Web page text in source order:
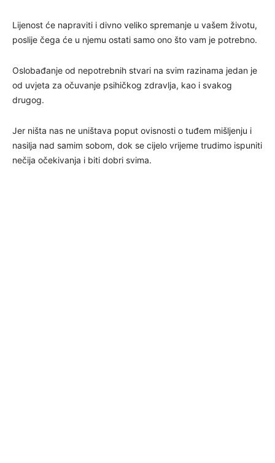
Lijenost će napraviti i divno veliko spremanje u vašem životu,
poslije čega će u njemu ostati samo ono što vam je potrebno.
Oslobađanje od nepotrebnih stvari na svim razinama jedan je
od uvjeta za očuvanje psihičkog zdravlja, kao i svakog
drugog.
Jer ništa nas ne uništava poput ovisnosti o tuđem mišljenju i
nasilja nad samim sobom, dok se cijelo vrijeme trudimo ispuniti
nečija očekivanja i biti dobri svima.